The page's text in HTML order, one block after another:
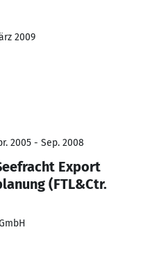
2009
2005 - Sep. 2008
Export
(FTL&Ctr.